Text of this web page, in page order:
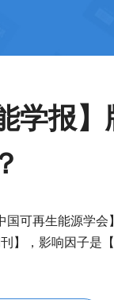
学报
国可再生能源学会
】，影响因子是